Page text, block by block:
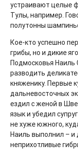
устраивают целые
Тулы, например.
полутонны
Кое-кто успешно
грибы, но и дикие
Подмосковья Наиль
разводить
княженику. Первые
дальневосточных
ездил с женой в
язык и убедил
не хуже южного,
Наиль выполнил –
неприхотливые